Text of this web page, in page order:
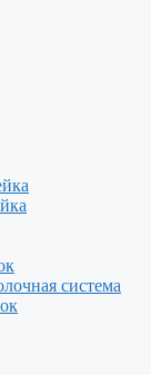
система